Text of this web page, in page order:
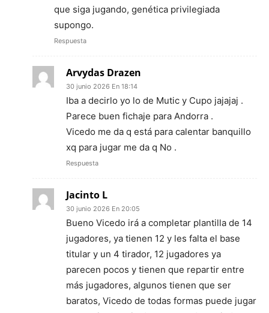
que siga jugando, genética privilegiada
supongo.
Respuesta
Arvydas Drazen
30 junio 2026 En 18:14
Iba a decirlo yo lo de Mutic y Cupo jajajaj .
Parece buen fichaje para Andorra .
Vicedo me da q está para calentar banquillo
xq para jugar me da q No .
Respuesta
Jacinto L
30 junio 2026 En 20:05
Bueno Vicedo irá a completar plantilla de 14
jugadores, ya tienen 12 y les falta el base
titular y un 4 tirador, 12 jugadores ya
parecen pocos y tienen que repartir entre
más jugadores, algunos tienen que ser
baratos, Vicedo de todas formas puede jugar